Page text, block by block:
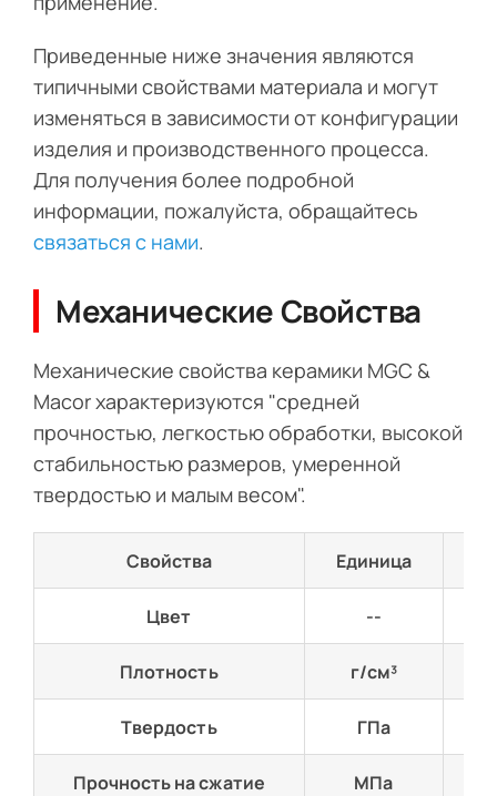
Приведенные ниже значения являются
типичными свойствами материала и могут
изменяться в зависимости от конфигурации
изделия и производственного процесса.
Для получения более подробной
информации, пожалуйста, обращайтесь
связаться с нами.
Механические Свойства
Механические свойства керамики MGC &
Macor характеризуются "средней
прочностью, легкостью обработки, высокой
стабильностью размеров, умеренной
твердостью и малым весом".
Свойства Единица
Цвет --
Плотность г/см³
Твердость ГПа
Прочность на сжатие МПа